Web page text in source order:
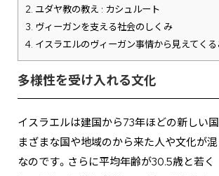
2. ユダヤ教の教え : カシュルート
3. ヴィーガンを支える社会のしくみ
4. イスラエルのヴィーガン事情から見えてくる
多様性を受け入れる文化
イスラエルは建国から73年ほどの新しい国
まざまな国や地域のから来た人や文化が混
なのです。さらに平均年齢が30.5歳と若く